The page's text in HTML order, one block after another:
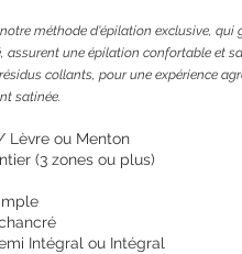
méthode d'épilation exclusive,
assurent une épilation confortable et
collants, pour une expérience
satinée.
Lèvre ou Menton
(3 zones ou plus)
Intégral ou Intégral